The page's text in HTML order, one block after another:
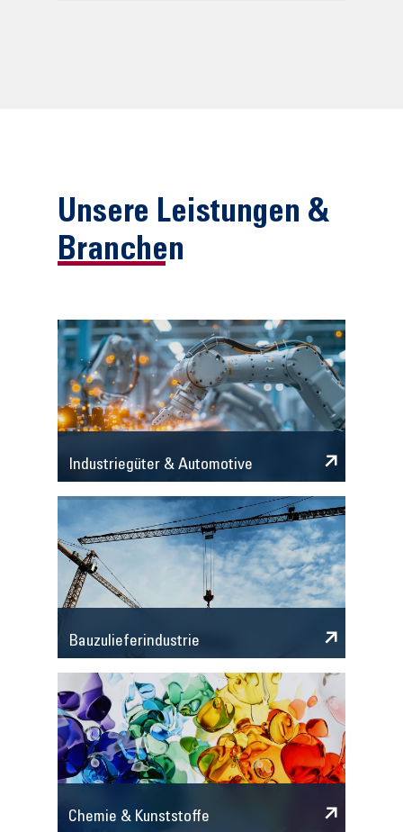
Unsere Leistungen &
Branchen
Industriegüter & Automotive
Bauzulieferindustrie
Chemie & Kunststoffe